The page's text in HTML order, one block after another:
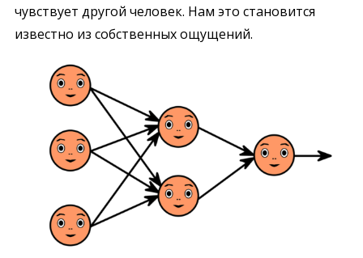
чувствует другой человек. Нам это становится
известно из собственных ощущений.